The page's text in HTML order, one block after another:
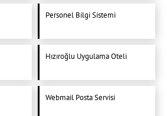
Personel Bilgi Sistemi
Hızıroğlu Uygulama Oteli
Webmail Posta Servisi